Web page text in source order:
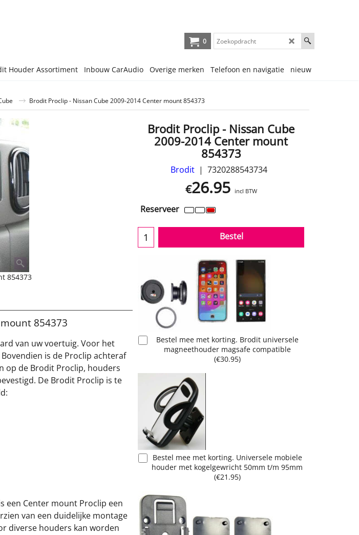
0
Houder Assortiment Inbouw CarAudio Overige merken Telefoon en navigatie nieuw
Brodit Proclip - Nissan Cube 2009-2014 Center mount 854373
854373
Brodit Proclip - Nissan Cube
2009-2014 Center mount
854373
Brodit 7320288543734
€26.95 incl BTW
Reserveer
Bestel
Bestel mee met korting. Brodit universele
magneethouder magsafe compatible
(€30.95)
Bestel mee met korting. Universele mobiele
houder met kogelgewricht 50mm t/m 95mm
(€21.95)
854373
van uw voertuig. Voor het
is de Proclip achteraf
op de Brodit Proclip, houders
De Brodit Proclip is te
een Center mount Proclip een
van een duidelijke montage
diverse houders kan worden